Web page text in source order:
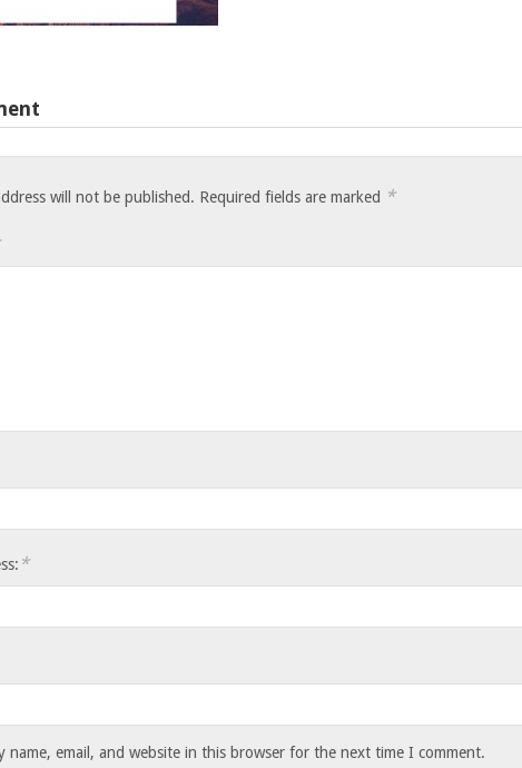
will not be published. Required fields are marked *
*
name, email, and website in this browser for the next time I comment.